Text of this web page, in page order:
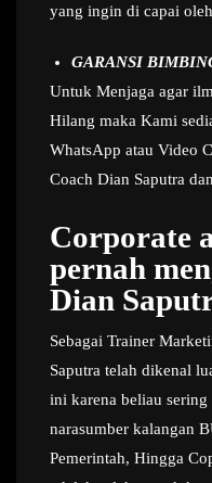
yang ingin di capai
GARANSI
Untuk Menjaga agar
Hilang maka Kami
WhatsApp atau Video
Coach Dian Saputra
Corporate
pernah
Dian
Sebagai Trainer
Saputra telah dikenal
ini karena beliau
narasumber kalangan
Pemerintah, Hingga